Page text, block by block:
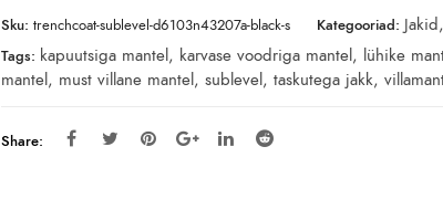
Sku: trenchcoat-sublevel-d6103n43207a-black-s Kategooriad: Jakid,
Tags: kapuutsiga mantel, karvase voodriga mantel, lühike
mantel, must villane mantel, sublevel, taskutega jakk,
Share: